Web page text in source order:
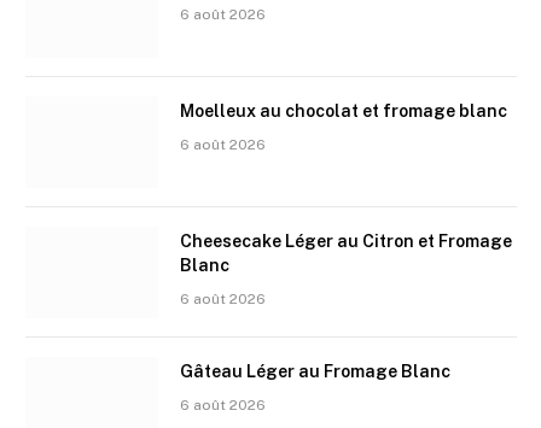
6 août 2026
Moelleux au chocolat et fromage blanc
6 août 2026
Cheesecake Léger au Citron et Fromage
Blanc
6 août 2026
Gâteau Léger au Fromage Blanc
6 août 2026